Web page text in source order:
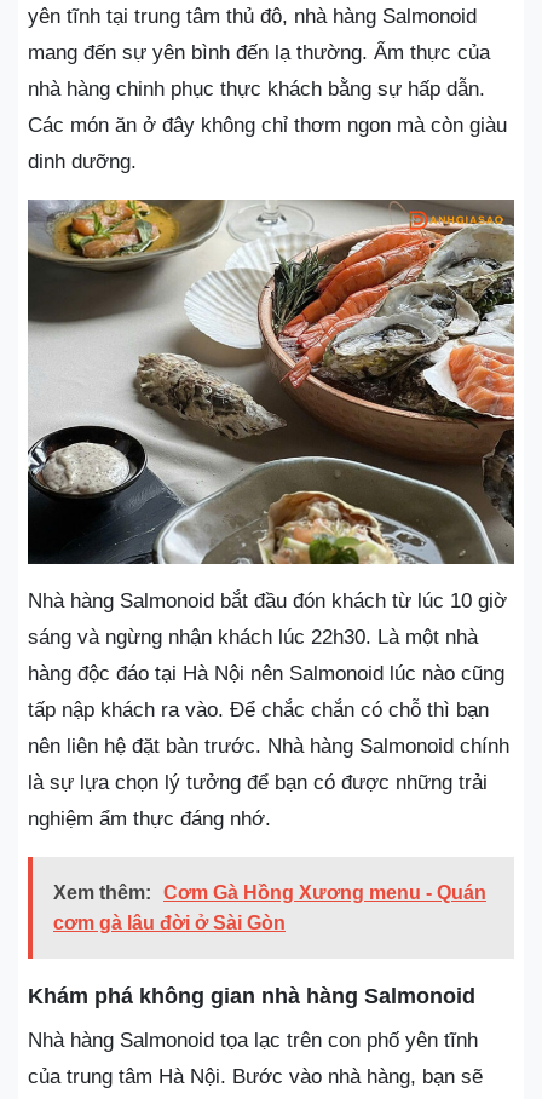
yên tĩnh tại trung tâm thủ đô, nhà hàng Salmonoid
mang đến sự yên bình đến lạ thường. Ẩm thực của
nhà hàng chinh phục thực khách bằng sự hấp dẫn.
Các món ăn ở đây không chỉ thơm ngon mà còn giàu
dinh dưỡng.
Nhà hàng Salmonoid bắt đầu đón khách từ lúc 10 giờ
sáng và ngừng nhận khách lúc 22h30. Là một nhà
hàng độc đáo tại Hà Nội nên Salmonoid lúc nào cũng
tấp nập khách ra vào. Để chắc chắn có chỗ thì bạn
nên liên hệ đặt bàn trước. Nhà hàng Salmonoid chính
là sự lựa chọn lý tưởng để bạn có được những trải
nghiệm ẩm thực đáng nhớ.
Xem thêm:
Cơm Gà Hồng Xương menu - Quán
cơm gà lâu đời ở Sài Gòn
Khám phá không gian nhà hàng Salmonoid
Nhà hàng Salmonoid tọa lạc trên con phố yên tĩnh
của trung tâm Hà Nội. Bước vào nhà hàng, bạn sẽ